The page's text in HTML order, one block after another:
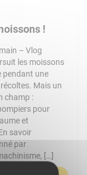
!
– Vlog
les moissons
pendant une
Mais un
champ :
pour
et
savoir
par
[…]